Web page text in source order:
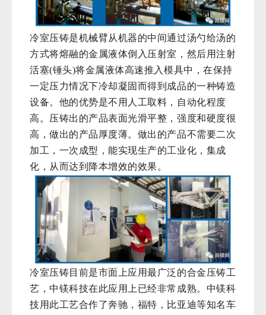
冷室压铸是机械臂从机器的中间通过汤勺给汤的
方式将熔融的金属液体倒入压射室，然后用注射
活塞(锤头)将金属液体高速推入模具中，在保持
一定压力情况下冷却凝固而得到成品的一种铸造
设备。他的优势是不用人工取料，自动化程度
高。压铸出的产品表面光滑平整，强度和硬度很
高，做出的产品厚度薄。做出的产品不需要二次
加工，一次成型，能实现生产的工业化，集成
化，从而达到降本增效的效果。
冷室压铸目前是市面上应用最广泛的合金压铸工
艺，中镁科技在此应用上已经非常成熟。中镁科
技用此工艺合作了奔驰，福特，比亚迪等知名车